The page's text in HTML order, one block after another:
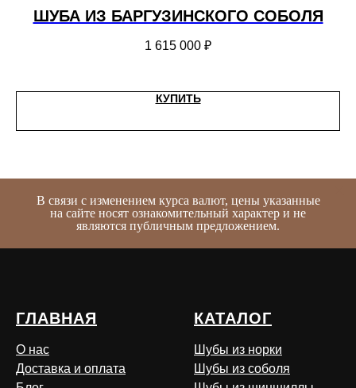
ШУБА ИЗ БАРГУЗИНСКОГО СОБОЛЯ
1 615 000 ₽
КУПИТЬ
В связи с изменением курса валют, цены указанные
на сайте носят ознакомительный характер и не
являются публичным предложением.
ГЛАВНАЯ
О нас
Доставка и оплата
КАТАЛОГ
Шубы из норки
Шубы из соболя